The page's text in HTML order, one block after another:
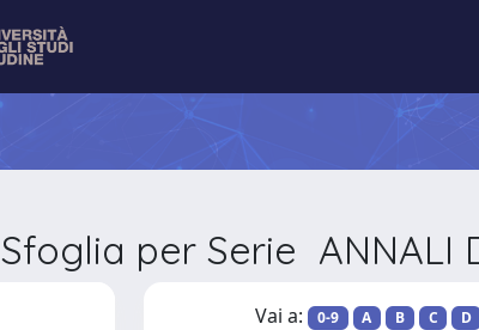
Sfoglia per Serie ANNALI
Vai a: 0-9 A B C D